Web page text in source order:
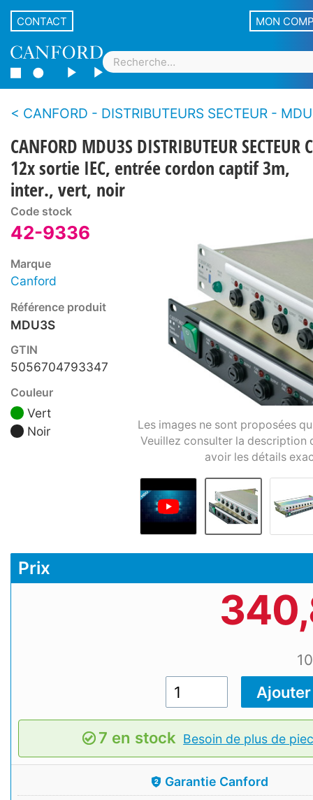
CONTACT MON
CANFORD - DISTRIBUTEURS SECTEUR - MDU -
CANFORD MDU3S DISTRIBUTEUR SECTEUR
12x sortie IEC, entrée cordon captif 3m,
inter., vert, noir
Code stock
42-9336
Marque
Canford
Référence produit
MDU3S
GTIN
5056704793347
Couleur
Vert
Noir
Les images ne sont proposées
Veuillez consulter la description
avoir les détails
Prix
7 en stock Besoin de plus de
Garantie Canford